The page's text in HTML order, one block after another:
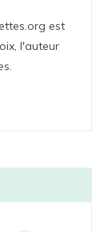
est
l'auteur